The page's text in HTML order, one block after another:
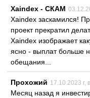
Xaindex - СКАМ
Xaindex заскамился!
проект прекратил
Xaindex изображает
ясно - выплат больше
обещания...
Прохожий 17.10.2023 г,
Месяц назад я